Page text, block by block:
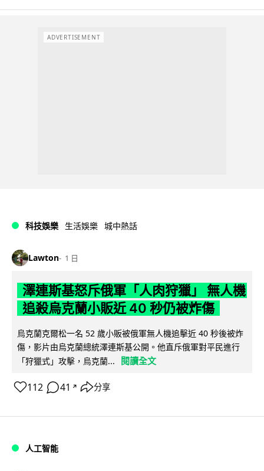
ADVERTISEMENT
科技娛樂 生活娛樂 城中熱話
Lawton 1 日
澤連斯基怒斥俄軍「人肉狩獵」 無人機
追殺烏克蘭小販近 40 秒仍被炸傷
烏克蘭克爾松一名 52 歲小販被俄軍無人機追擊近 40 秒後被炸
傷，影片由烏克蘭總統澤連斯基公開。他直斥俄軍對平民進行
「狩獵式」攻擊，烏克蘭...
閱讀全文
112 41 ↗ 分享
人工智能